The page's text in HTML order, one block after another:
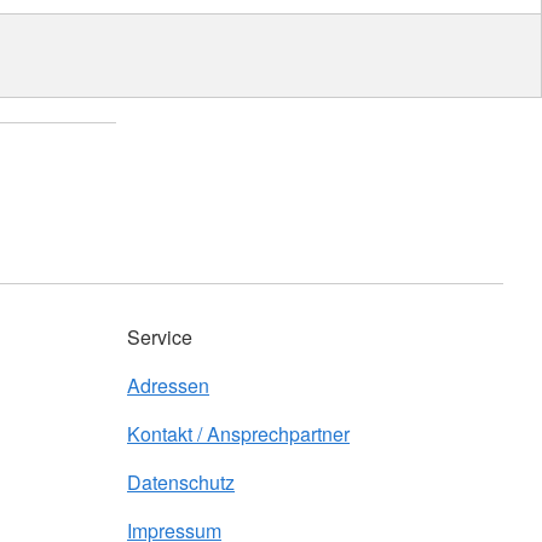
Service
Adressen
Kontakt / Ansprechpartner
Datenschutz
Impressum